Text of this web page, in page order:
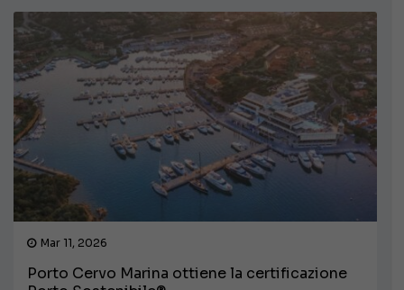
Mar 11, 2026
Porto Cervo Marina ottiene la certificazione